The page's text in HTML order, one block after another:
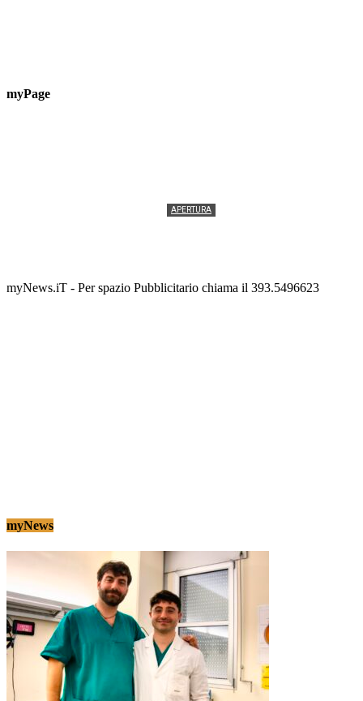
myPage
APERTURA
myNews.iT - Per spazio Pubblicitario chiama il 393.5496623
myNews